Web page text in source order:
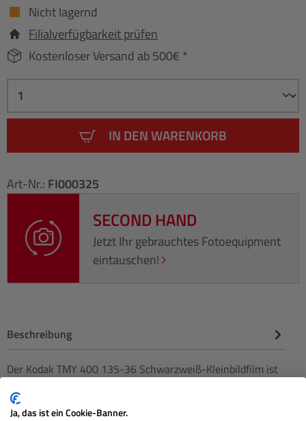
Nicht lagernd
Filialverfügbarkeit prüfen
Kostenloser Versand ab 500€ *
IN DEN WARENKORB
Art-Nr.: FI000325
SECOND HAND
Jetzt Ihr gebrauchtes Fotoequipment
eintauschen!
Beschreibung
Der Kodak TMY 400 135-36 Schwarzweiß-Kleinbildfilm ist
Halbtoncharakteristi…
Ja, das ist ein Cookie-Banner.